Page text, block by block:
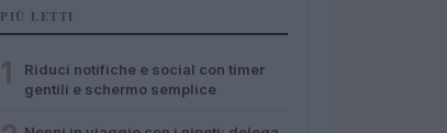
PIÙ LETTI
Riduci notifiche e social con timer
gentili e schermo semplice